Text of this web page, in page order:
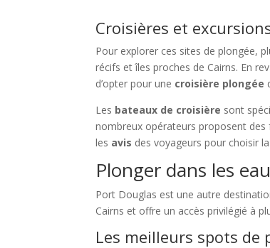
Croisières et
Pour explorer ces sites de plongée,
récifs et îles proches de Cairns. En
d’opter pour une croisière plongée
Les bateaux de croisière sont
nombreux opérateurs proposent des
les avis des voyageurs pour choisir
Plonger dans les
Port Douglas est une autre
Cairns et offre un accès privilégié à
Les meilleurs spots de